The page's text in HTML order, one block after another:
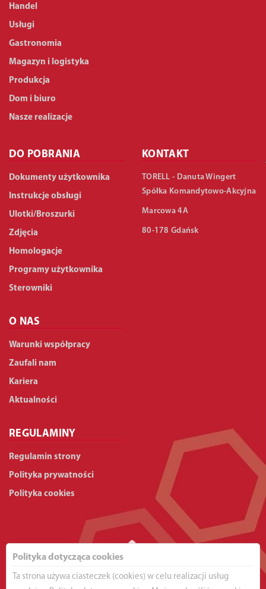
Handel
Usługi
Gastronomia
Magazyn i logistyka
Produkcja
Dom i biuro
Nasze realizacje
DO POBRANIA
Dokumenty użytkownika
Instrukcje obsługi
Ulotki/Broszurki
Zdjęcia
Homologacje
Programy użytkownika
Sterowniki
O NAS
Warunki współpracy
Zaufali nam
Kariera
Aktualności
REGULAMINY
Regulamin strony
Polityka prywatności
Polityka cookies
KONTAKT
TORELL - Danuta Wingert
Spółka Komandytowo-Akcyjna
Marcowa 4A
80-178 Gdańsk
Polityka dotycząca cookies
Ta strona używa ciasteczek (cookies) w celu realizacji usług